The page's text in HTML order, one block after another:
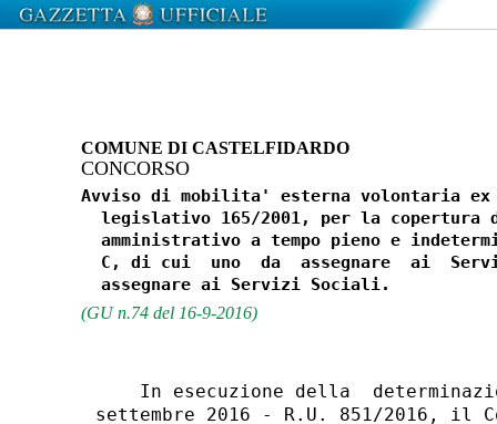
COMUNE DI CASTELFIDARDO
CONCORSO
Avviso di mobilita' esterna volontaria
legislativo 165/2001, per la copertura
amministrativo a tempo pieno e
C, di cui  uno  da  assegnare  ai
(GU n.74 del 16-9-2016)
In esecuzione della
settembre 2016 - R.U. 851/2016, il